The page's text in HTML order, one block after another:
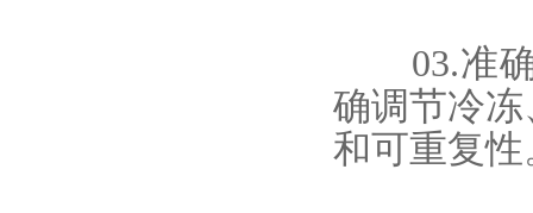
03.准确
确调节冷
和可重复性